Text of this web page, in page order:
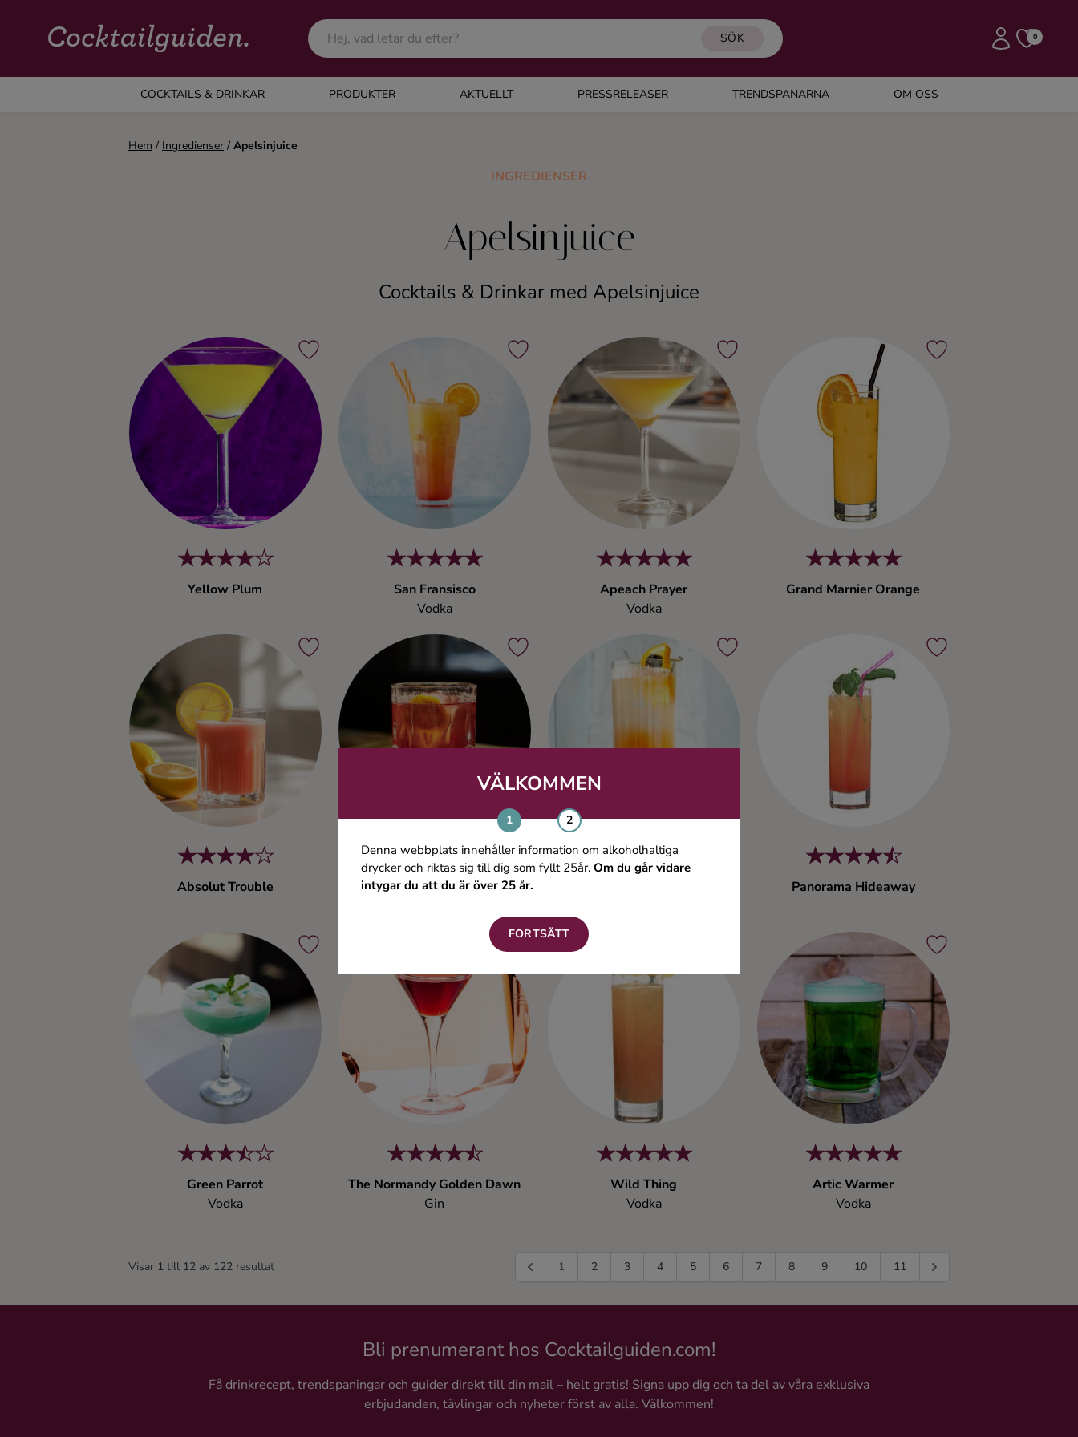
SÖK 0
COCKTAILS & DRINKAR PRODUKTER AKTUELLT PRESSRELEASER TRENDSPANARNA OM OSS
COCKTAILS & DRINKAR
Alla cocktails & drinkar
VÄLKOMMEN
Denna webbplats innehåller information om alkoholhaltiga
drycker och riktas sig till dig som fyllt 25år. Om du går vidare
intygar du att du är över 25 år.
FORTSÄTT
Hem / Ingredienser / Apelsinjuice
INGREDIENSER
Apelsinjuice
Cocktails & Drinkar med Apelsinjuice
Yellow Plum
San Fransisco
Vodka
Apeach Prayer
Vodka
Grand Marnier Orange
Absolut Trouble
57 chevy
Panorama Hideaway
Green Parrot
Vodka
The Normandy Golden Dawn
Gin
Wild Thing
Vodka
Artic Warmer
Vodka
Visar 1 till 12 av 122 resultat 1 2 3 4 5 6 7 8 9 10 11
Bli prenumerant hos Cocktailguiden.com!
Få drinkrecept, trendspaningar och guider direkt till din mail – helt gratis! Signa upp dig och ta del av våra exklusiva
erbjudanden, tävlingar och nyheter först av alla. Välkommen!